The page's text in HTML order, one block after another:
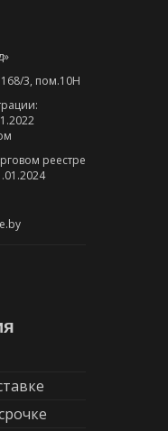
3, пом.10Н
реестре